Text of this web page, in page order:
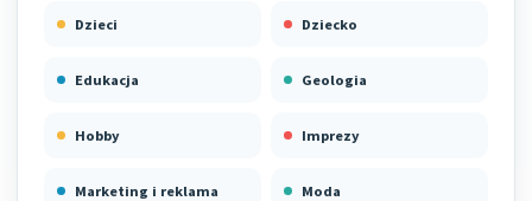
Dzieci Dziecko
Edukacja Geologia
Hobby Imprezy
Marketing i reklama Moda